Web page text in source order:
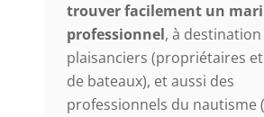
trouver facilement un
professionnel, à destination
plaisanciers (propriétaires
de bateaux), et aussi des
professionnels du nautisme